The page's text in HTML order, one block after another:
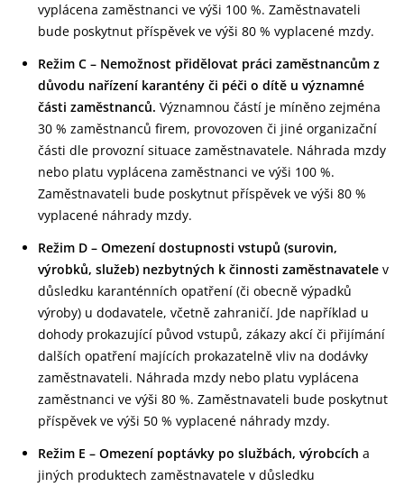
vyplácena zaměstnanci ve výši 100 %. Zaměstnavateli
bude poskytnut příspěvek ve výši 80 % vyplacené mzdy.
Režim C – Nemožnost přidělovat práci zaměstnancům z
důvodu nařízení karantény či péči o dítě u významné
části zaměstnanců. Významnou částí je míněno zejména
30 % zaměstnanců firem, provozoven či jiné organizační
části dle provozní situace zaměstnavatele. Náhrada mzdy
nebo platu vyplácena zaměstnanci ve výši 100 %.
Zaměstnavateli bude poskytnut příspěvek ve výši 80 %
vyplacené náhrady mzdy.
Režim D – Omezení dostupnosti vstupů (surovin,
výrobků, služeb) nezbytných k činnosti zaměstnavatele v
důsledku karanténních opatření (či obecně výpadků
výroby) u dodavatele, včetně zahraničí. Jde například u
dohody prokazující původ vstupů, zákazy akcí či přijímání
dalších opatření majících prokazatelně vliv na dodávky
zaměstnavateli. Náhrada mzdy nebo platu vyplácena
zaměstnanci ve výši 80 %. Zaměstnavateli bude poskytnut
příspěvek ve výši 50 % vyplacené náhrady mzdy.
Režim E – Omezení poptávky po službách, výrobcích a
jiných produktech zaměstnavatele v důsledku